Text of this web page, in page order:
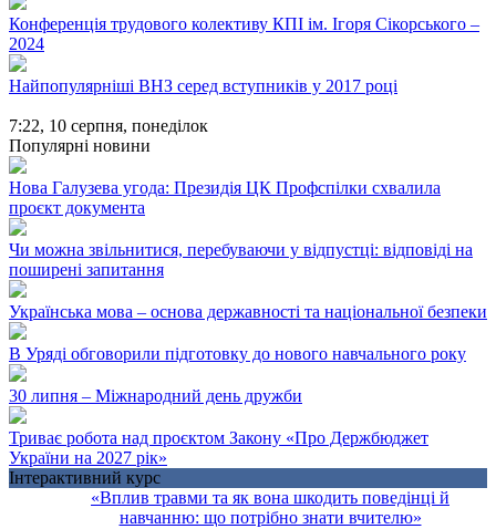
Конференція трудового колективу КПІ ім. Ігоря Сікорського –
2024
Найпопулярніші ВНЗ серед вступників у 2017 році
7:22, 10 серпня, понеділок
Популярні новини
Нова Галузева угода: Президія ЦК Профспілки схвалила
проєкт документа
Чи можна звільнитися, перебуваючи у відпустці: відповіді на
поширені запитання
Українська мова – основа державності та національної безпеки
В Уряді обговорили підготовку до нового навчального року
30 липня – Міжнародний день дружби
Триває робота над проєктом Закону «Про Держбюджет
України на 2027 рік»
Інтерактивний курс
«Вплив травми та як вона шкодить поведінці й
навчанню: що потрібно знати вчителю»